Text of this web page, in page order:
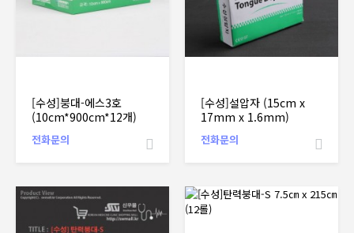
[수성]붕대-에스3호
(10cm*900cm*12개)
전화문의
[수성]설압자 (15cm x
17mm x 1.6mm)
전화문의